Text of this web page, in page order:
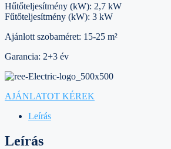
Hűtőteljesítmény (kW): 2,7 kW
Fűtőteljesítmény (kW): 3 kW
Ajánlott szobaméret: 15-25 m²
Garancia: 2+3 év
AJÁNLATOT KÉREK
Leírás
Leírás